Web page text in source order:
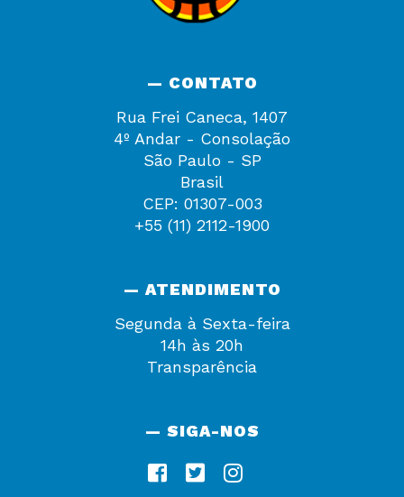
— CONTATO
Rua Frei Caneca, 1407
4º Andar - Consolação
São Paulo - SP
Brasil
CEP: 01307-003
+55 (11) 2112-1900
— ATENDIMENTO
Segunda à Sexta-feira
14h às 20h
Transparência
— SIGA-NOS